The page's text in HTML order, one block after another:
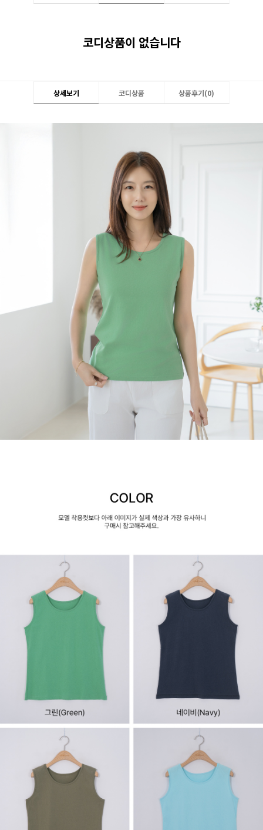
코디상품이 없습니다
상세보기 코디상품 상품후기(0)